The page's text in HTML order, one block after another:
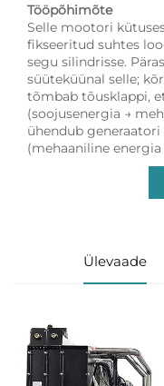
Tööpõhimõte
Selle mootori
fikseeritud suhtes
segu silindrisse.
süüteküünal selle;
tõmbab tõusklappi,
(soojusenergia →
ühendub
(mehaaniline
Ülevaade